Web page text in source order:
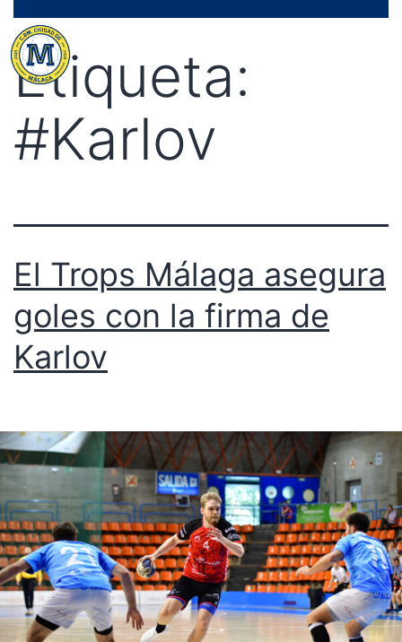
contenido
Etiqueta:
#Karlov
El Trops Málaga asegura
goles con la firma de
Karlov